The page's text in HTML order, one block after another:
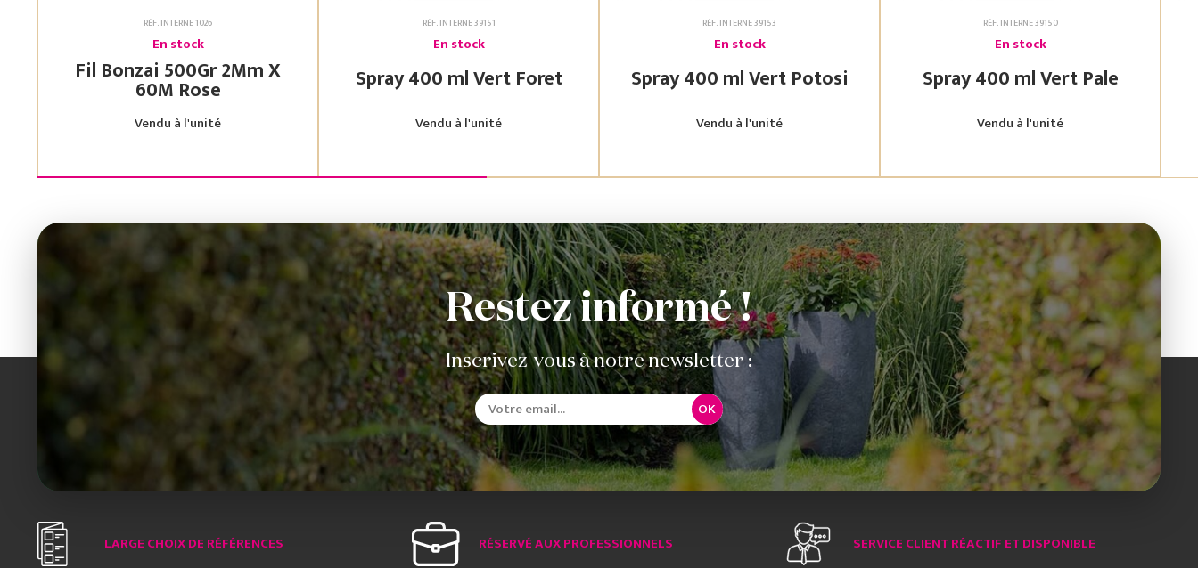
RÉF. INTERNE 1026
En stock
Fil Bonzai 500Gr 2Mm X
60M Rose
Vendu à l'unité
RÉF. INTERNE 39151
En stock
Spray 400 ml Vert Foret
Vendu à l'unité
RÉF. INTERNE 39153
En stock
Spray 400 ml Vert Potosi
Vendu à l'unité
RÉF. INTERNE 39150
En stock
Spray 400 ml Vert Pale
Vendu à l'unité
Restez informé !
Inscrivez-vous à notre newsletter :
OK
LARGE CHOIX DE RÉFÉRENCES RÉSERVÉ AUX PROFESSIONNELS SERVICE CLIENT RÉACTIF ET DISPONIBLE